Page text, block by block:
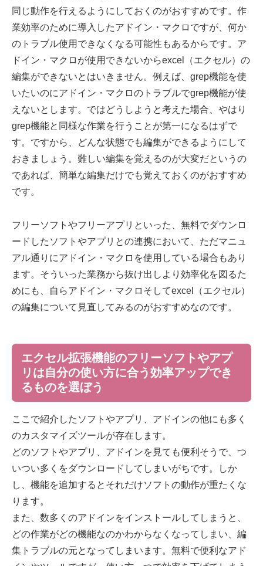
同じ動作を行えるようにしておくのがおすすめです。作
業効率のために導入したアドイン・マクロですが、何か
のトラブル使用できなくなる可能性もあるからです。ア
ドイン・マクロが使用できないからexcel（エクセル）の
編集ができないとはいきません。例えば、grep機能を使
いたいのにアドイン・マクロのトラブルでgrep機能が使
えないとします。ではどうしようと考えた場合、やはり
grep機能と同様な作業を行うことが第一になるはずで
す。ですから、どんな状態でも編集ができるようにして
おきましょう。難しい編集を覚えるのが大変だというの
であれば、簡単な編集だけでも覚えておくのがおすすめ
です。
フリーソフトやフリーアプリといった、無料でダウンロ
ードしたソフトやアプリとの連携において、ただマニュ
アル通りにアドイン・マクロを使用している場合もあり
ます。そういった業務から抜け出しより効率化を図るた
めにも、自らアドイン・マクロそしてexcel（エクセル）
の編集について見直してみるのがおすすめなのです。
エクセル拡張機能のフリーソフトやアプ
リは自分の使い方に合う効率アップでき
るものを選ぼう
ここで紹介したソフトやアプリ、アドインの他にも多く
のカスタマイズツールが存在します。
どのソフトやアプリ、アドインを見ても便利そうで、つ
いつい多くをダウンロードしてしまいがちです。しか
し、機能を追加するとそれだけソフトの動作が重たくな
ります。
また、数多くのアドインをインストールしてしまうと、
どの作業がどの機能なのかわからなくなってしまい、編
集トラブルの元となってしまいます。無料で便利なアド